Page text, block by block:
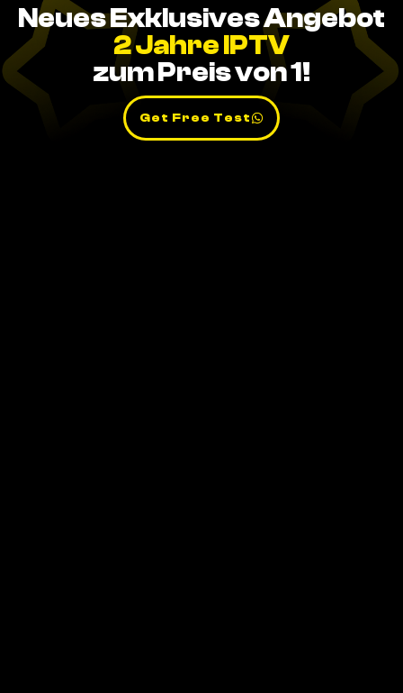
Neues Exklusives Angebot
2 Jahre IPTV
zum Preis von 1!
Get Free Test